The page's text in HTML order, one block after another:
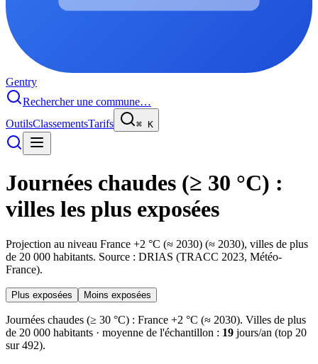
Gentry
Rechercher une commune…
OutilsClassementsTarifs ⌘ K
Journées chaudes (≥ 30 °C) :
villes les plus exposées
Projection au niveau France +2 °C (≈ 2030) (≈ 2030), villes de plus
de 20 000 habitants. Source : DRIAS (TRACC 2023, Météo-
France).
Plus exposées Moins exposées
Journées chaudes (≥ 30 °C) : France +2 °C (≈ 2030). Villes de plus
de 20 000 habitants · moyenne de l'échantillon : 19 jours/an (top 20
sur492).